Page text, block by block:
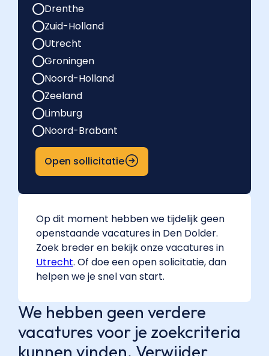
Drenthe
Zuid-Holland
Utrecht
Groningen
Noord-Holland
Zeeland
Limburg
Noord-Brabant
Open sollicitatie
Op dit moment hebben we tijdelijk geen
openstaande vacatures in Den Dolder.
Zoek breder en bekijk onze vacatures in
Utrecht. Of doe een open solicitatie, dan
helpen we je snel van start.
We hebben geen verdere
vacatures voor je zoekcriteria
kunnen vinden. Verwijder